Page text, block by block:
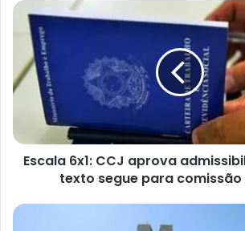
Escala
6x1:
CCJ
aprova
admissibilidade
da
segue
para
Escala 6x1: CCJ aprova
texto segue para
ELEIÇÕES